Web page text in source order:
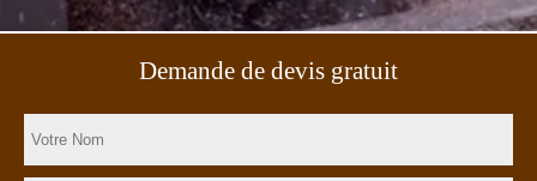
Demande de devis gratuit